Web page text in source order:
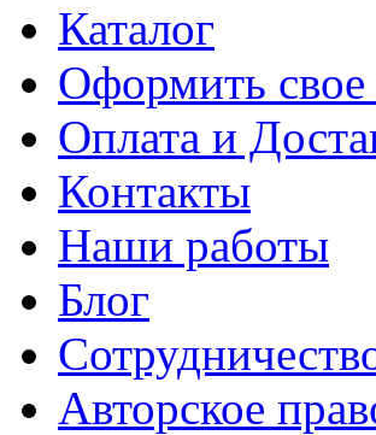
Каталог
Оформить свое
Оплата и
Контакты
Наши работы
Блог
Авторское